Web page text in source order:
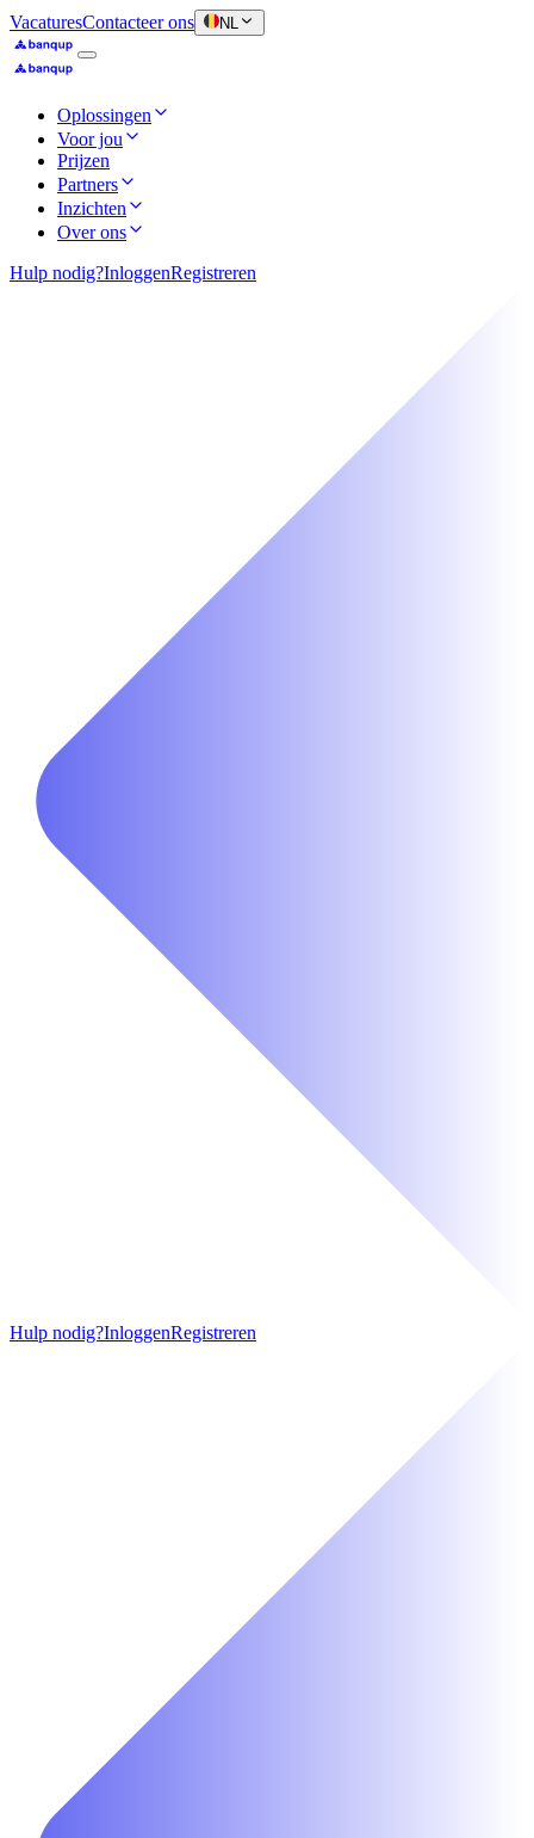
VacaturesContacteer ons NL
Oplossingen
Voor jou
Prijzen
Partners
Inzichten
Over ons
Hulp nodig?InloggenRegistreren
Hulp nodig?InloggenRegistreren